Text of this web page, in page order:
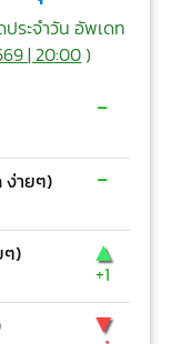
ระจำวัน อัพเดท
| 20:00)
-
ง่ายๆ) -
ๆ) ▲
+1
▼